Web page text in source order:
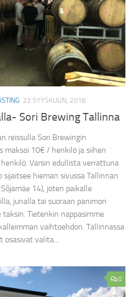
22 SYYSKUUN, 2018
Sori Brewing Tallinna
reissulla Sori Brewingin
maksoi 10€ / henkilö ja siihen
Varsin edullista verrattuna
sijaitsee hieman sivussa Tallinnan
14), joten paikalle
junalla tai suoraan panimon
Tietenkin nappasimme
vaihtoehdon. Tallinnassa
osasivat valita...
0